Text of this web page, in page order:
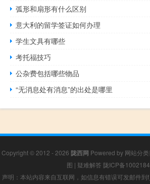
弧形和扇形有什么区别
意大利的留学签证如何办理
学生文具有哪些
考托福技巧
公杂费包括哪些物品
“无消息处有消息”的出处是哪里
Copyright © 2012 - 2026 陇西网 Powered by 网站分
图 | 疑难解答 陇ICP备
声明：本站内容来自互联网，如信息有错误可发邮件